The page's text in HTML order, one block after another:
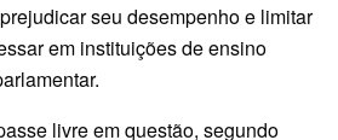
seu desempenho e limitar
em instituições de ensino
livre em questão, segundo